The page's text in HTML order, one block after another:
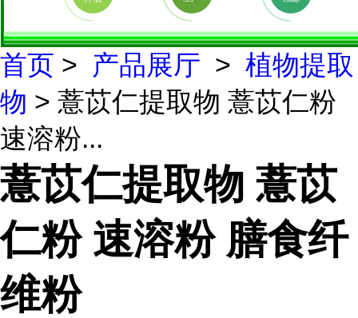
首页 > 产品展厅 > 植物提取
物 > 薏苡仁提取物 薏苡仁粉
速溶粉...
薏苡仁提取物 薏苡
仁粉 速溶粉 膳食纤
维粉